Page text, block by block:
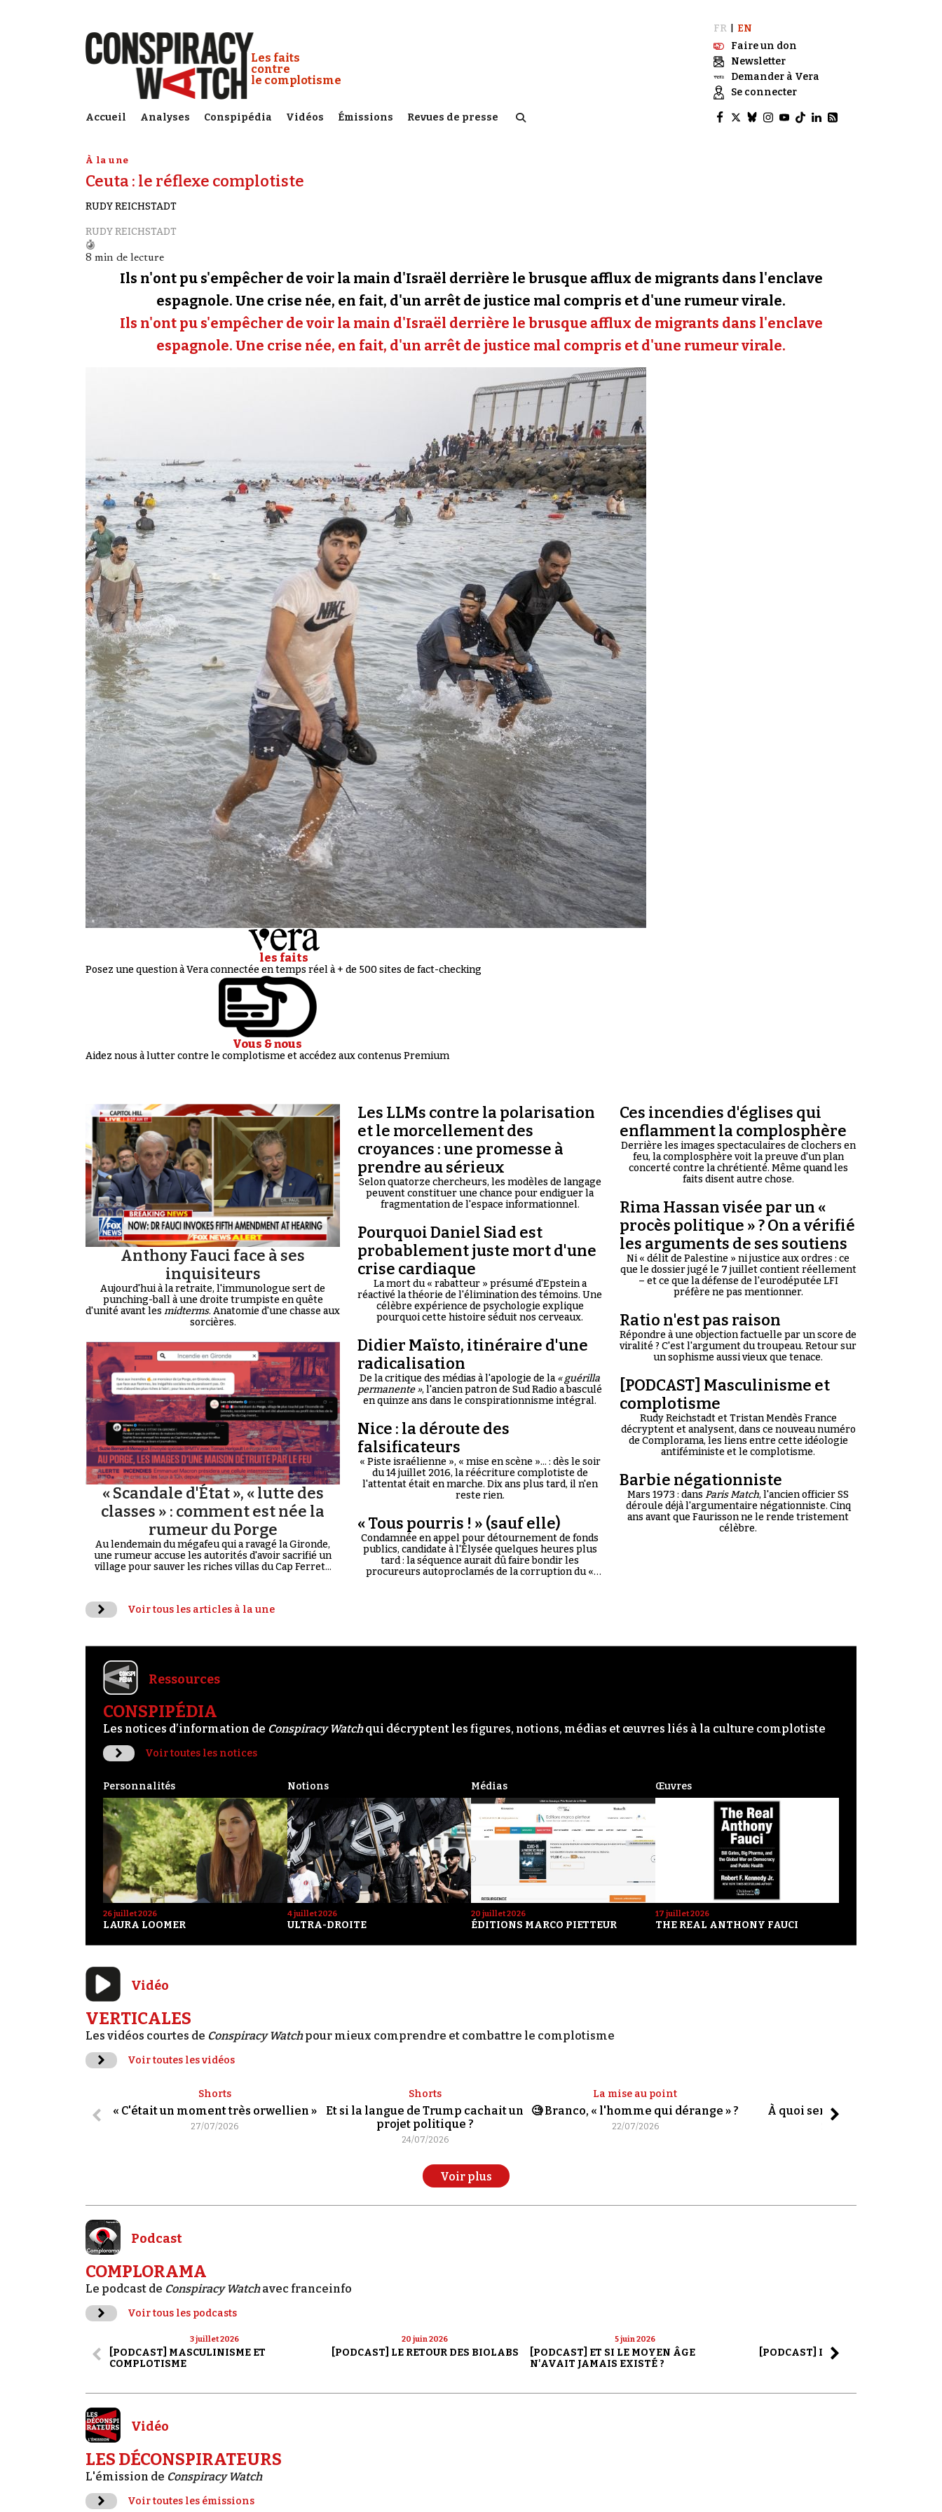
Conspiracy Watch :
Les faits
contre
le complotisme
Accueil Analyses Conspipédia Vidéos Émissions Revues de presse
FR
EN
Faire un don
Newsletter
Demander à Vera
Se connecter
À la une
Ceuta : le réflexe complotiste
RUDY REICHSTADT
RUDY REICHSTADT
8 min de lecture
Ils n'ont pu s'empêcher de voir la main d'Israël derrière le brusque afflux de migrants dans l'enclave
espagnole. Une crise née, en fait, d'un arrêt de justice mal compris et d'une rumeur virale.
Ils n'ont pu s'empêcher de voir la main d'Israël derrière le brusque afflux de migrants dans l'enclave
espagnole. Une crise née, en fait, d'un arrêt de justice mal compris et d'une rumeur virale.
les faits
Posez une question à Vera connectée en temps réel à + de 500 sites de fact-checking
Vous & nous
Aidez nous à lutter contre le complotisme et accédez aux contenus Premium
Anthony Fauci face à ses
inquisiteurs
Aujourd'hui à la retraite, l'immunologue sert de
punching-ball à une droite trumpiste en quête
d'unité avant les midterms. Anatomie d'une chasse aux
sorcières.
« Scandale d'État », « lutte des
classes » : comment est née la
rumeur du Porge
Au lendemain du mégafeu qui a ravagé la Gironde,
une rumeur accuse les autorités d'avoir sacrifié un
village pour sauver les riches villas du Cap Ferret...
Les LLMs contre la polarisation
et le morcellement des
croyances : une promesse à
prendre au sérieux
Selon quatorze chercheurs, les modèles de langage
peuvent constituer une chance pour endiguer la
fragmentation de l'espace informationnel.
Pourquoi Daniel Siad est
probablement juste mort d'une
crise cardiaque
La mort du « rabatteur » présumé d'Epstein a
réactivé la théorie de l'élimination des témoins. Une
célèbre expérience de psychologie explique
pourquoi cette histoire séduit nos cerveaux.
Didier Maïsto, itinéraire d'une
radicalisation
De la critique des médias à l'apologie de la« guérilla
permanente », l'ancien patron de Sud Radio a basculé
en quinze ans dans le conspirationnisme intégral.
Nice : la déroute des
falsificateurs
« Piste israélienne », « mise en scène »... : dès le soir
du 14 juillet 2016, la réécriture complotiste de
l'attentat était en marche. Dix ans plus tard, il n'en
reste rien.
« Tous pourris ! » (sauf elle)
Condamnée en appel pour détournement de fonds
publics, candidate à l'Élysée quelques heures plus
tard : la séquence aurait dû faire bondir les
procureurs autoproclamés de la corruption du «
Ces incendies d'églises qui
enflamment la complosphère
Derrière les images spectaculaires de clochers en
feu, la complosphère voit la preuve d'un plan
concerté contre la chrétienté. Même quand les
faits disent autre chose.
Rima Hassan visée par un «
procès politique » ? On a vérifié
les arguments de ses soutiens
Ni « délit de Palestine » ni justice aux ordres : ce
que le dossier jugé le 7 juillet contient réellement
– et ce que la défense de l'eurodéputée LFI
préfère ne pas mentionner.
Ratio n'est pas raison
Répondre à une objection factuelle par un score de
viralité ? C'est l'argument du troupeau. Retour sur
un sophisme aussi vieux que tenace.
[PODCAST] Masculinisme et
complotisme
Rudy Reichstadt et Tristan Mendès France
décryptent et analysent, dans ce nouveau numéro
de Complorama, les liens entre cette idéologie
antiféministe et le complotisme.
Barbie négationniste
Mars 1973 : dans Paris Match, l'ancien officier SS
déroule déjà l'argumentaire négationniste. Cinq
ans avant que Faurisson ne le rende tristement
célèbre.
Voir tous les articles à la une
Ressources
CONSPIPÉDIA
Les notices d’information de Conspiracy Watchqui décryptent les figures, notions, médias et œuvres liés à la culture complotiste
Voir toutes les notices
Personnalités
26 juillet 2026
LAURA LOOMER
Notions
4 juillet 2026
ULTRA-DROITE
Médias
20 juillet 2026
ÉDITIONS MARCO PIETTEUR
Œuvres
17 juillet 2026
THE REAL ANTHONY FAUCI
Vidéo
VERTICALES
Les vidéos courtes de Conspiracy Watchpour mieux comprendre et combattre le complotisme
Voir toutes les vidéos
Shorts
« C'était un moment très orwellien »
27/07/2026
Shorts
Et si la langue de Trump cachait un
projet politique ?
24/07/2026
La mise au point
🧐 Branco, « l'homme qui dérange » ?
22/07/2026
À quoi servent les slogans ?
Voir plus
Podcast
COMPLORAMA
Le podcast de Conspiracy Watchavec franceinfo
Voir tous les podcasts
3 juillet 2026
[PODCAST] MASCULINISME ET
COMPLOTISME
20 juin 2026
[PODCAST] LE RETOUR DES BIOLABS
5 juin 2026
[PODCAST] ET SI LE MOYEN ÂGE
N'AVAIT JAMAIS EXISTÉ ?
[PODCAST] LA SAGA ALEX JONES
Vidéo
LES DÉCONSPIRATEURS
L'émission de Conspiracy Watch
Voir toutes les émissions